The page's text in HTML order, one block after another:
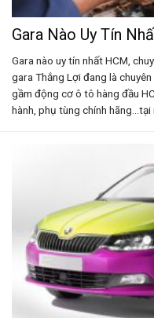
Gara Nào Uy Tín
Gara nào uy tín nhất HCM,
gara Thắng Lợi đang là
gầm động cơ ô tô hàng đầu
hành, phụ tùng chính hãng…tại